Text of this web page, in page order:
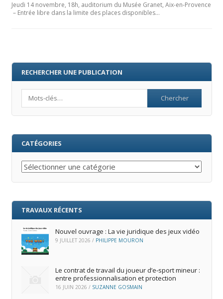
Jeudi 14 novembre, 18h, auditorium du Musée Granet, Aix-en-Provence
– Entrée libre dans la limite des places disponibles…
RECHERCHER UNE PUBLICATION
CATÉGORIES
Catégories
TRAVAUX RÉCENTS
Nouvel ouvrage : La vie juridique des jeux vidéo
9 JUILLET 2026 / PHILIPPE MOURON
Le contrat de travail du joueur d’e‑sport mineur :
entre professionnalisation et protection
16 JUIN 2026 / SUZANNE GOSMAIN